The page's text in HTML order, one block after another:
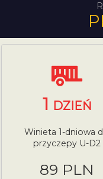
1 DZIEŃ
Winieta 1-dniowa
przyczepy U-D2
89 PLN